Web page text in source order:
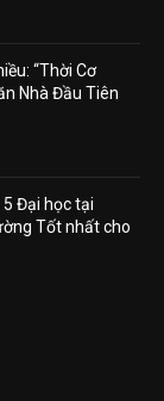
“Thời Cơ
Nhà Đầu Tiên
5 Đại học tại
Tốt nhất cho